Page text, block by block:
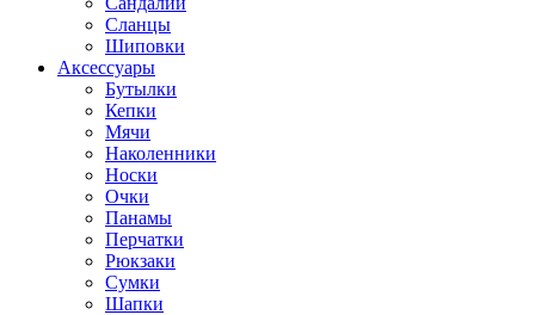
Сланцы
Шиповки
Аксессуары
Бутылки
Кепки
Мячи
Наколенники
Носки
Очки
Панамы
Перчатки
Рюкзаки
Сумки
Шапки